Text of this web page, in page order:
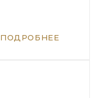
ПОДРОБНЕЕ